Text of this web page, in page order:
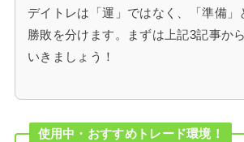
デイトレは「運」ではなく、「準備」
勝敗を分けます。まずは上記3記事か
いきましょう！
使用中・おすすめトレード環境！